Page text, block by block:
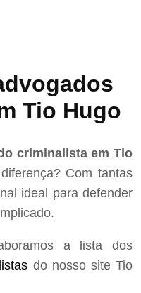
Tio Hugo
criminalista em Tio
Com tantas
ideal para defender
a lista dos
do nosso site Tio